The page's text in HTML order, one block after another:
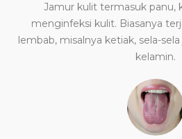
Jamur kulit termasuk panu,
menginfeksi kulit. Biasanya
lembab, misalnya ketiak, sela-
kelamin.